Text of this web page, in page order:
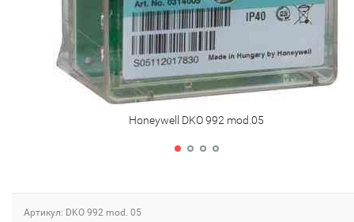
Honeywell DKO 992 mod.05
Артикул: DKO 992 mod. 05